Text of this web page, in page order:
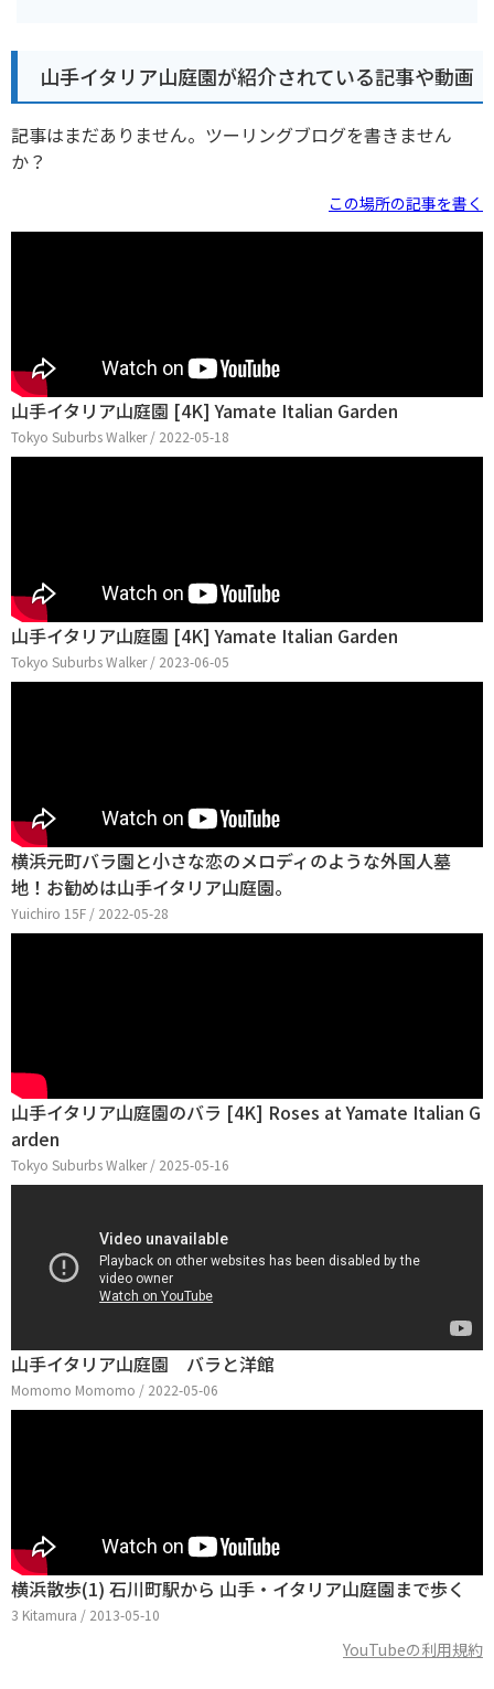
山手イタリア山庭園が紹介されている記事や動画
記事はまだありません。ツーリングブログを書きません
か？
この場所の記事を書く
山手イタリア山庭園 [4K] Yamate Italian Garden
Tokyo Suburbs Walker / 2022-05-18
山手イタリア山庭園 [4K] Yamate Italian Garden
Tokyo Suburbs Walker / 2023-06-05
横浜元町バラ園と小さな恋のメロディのような外国人墓
地！お勧めは山手イタリア山庭園。
Yuichiro 15F / 2022-05-28
山手イタリア山庭園のバラ [4K] Roses at Yamate Italian G
arden
Tokyo Suburbs Walker / 2025-05-16
山手イタリア山庭園 バラと洋館
Momomo Momomo / 2022-05-06
横浜散歩(1) 石川町駅から 山手・イタリア山庭園まで歩く
3 Kitamura / 2013-05-10
YouTubeの利用規約